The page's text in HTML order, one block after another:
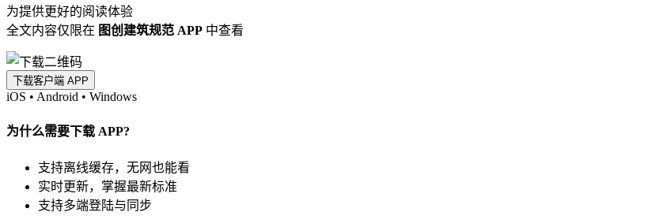
为提供更好的阅读体验
全文内容仅限在 图创建筑规范 APP 中查看
下载客户端 APP
iOS • Android • Windows
为什么需要下载 APP?
支持离线缓存，无网也能看
实时更新，掌握最新标准
支持多端登陆与同步